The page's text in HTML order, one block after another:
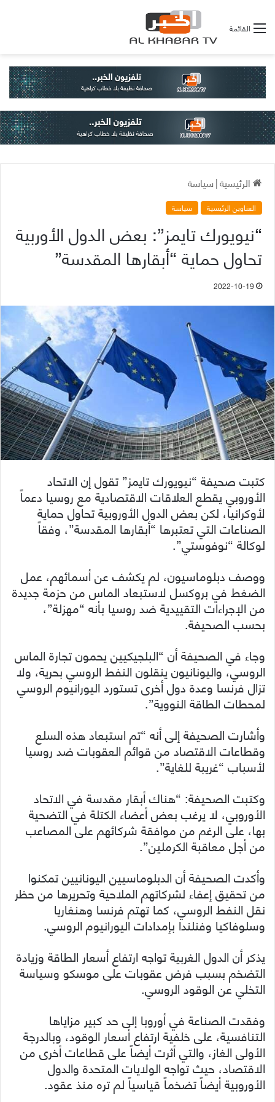
القائمة
الرئيسية|سياسة
العناوين الرئيسية سياسة
“نيويورك تايمز”: بعض الدول الأوربية
تحاول حماية “أبقارها المقدسة”
2022-10-19
كتبت صحيفة “نيويورك تايمز” تقول إن الاتحاد
الأوروبي يقطع العلاقات الاقتصادية مع روسيا دعماً
لأوكرانيا، لكن بعض الدول الأوروبية تحاول حماية
الصناعات التي تعتبرها “أبقارها المقدسة”، وفقاً
لوكالة “نوفوستي”.
ووصف دبلوماسيون، لم يكشف عن أسمائهم، عمل
الضغط في بروكسل لاستبعاد الماس من حزمة جديدة
من الإجراءات التقييدية ضد روسيا بأنه “مهزلة”،
بحسب الصحيفة.
وجاء في الصحيفة أن “البلجيكيين يحمون تجارة الماس
الروسي، واليونانيون ينقلون النفط الروسي بحرية، ولا
تزال فرنسا وعدة دول أخرى تستورد اليورانيوم الروسي
لمحطات الطاقة النووية”.
وأشارت الصحيفة إلى أنه “تم استبعاد هذه السلع
وقطاعات الاقتصاد من قوائم العقوبات ضد روسيا
لأسباب “غريبة للغاية”.
وكتبت الصحيفة: “هناك أبقار مقدسة في الاتحاد
الأوروبي، لا يرغب بعض أعضاء الكتلة في التضحية
بها، على الرغم من موافقة شركائهم على المصاعب
من أجل معاقبة الكرملين”.
وأكدت الصحيفة أن الدبلوماسيين اليونانيين تمكنوا
من تحقيق إعفاء لشركاتهم الملاحية وتحريرها من حظر
نقل النفط الروسي، كما تهتم فرنسا وهنغاريا
وسلوفاكيا وفنلندا بإمدادات اليورانيوم الروسي.
يذكر أن الدول الغربية تواجه ارتفاع أسعار الطاقة وزيادة
التضخم بسبب فرض عقوبات على موسكو وسياسة
التخلي عن الوقود الروسي.
وفقدت الصناعة في أوروبا إلى حد كبير مزاياها
التنافسية، على خلفية ارتفاع أسعار الوقود، وبالدرجة
الأولى الغاز، والتي أثرت أيضاً على قطاعات أخرى من
الاقتصاد، حيث تواجه الولايات المتحدة والدول
الأوروبية أيضاً تضخماً قياسياً لم تره منذ عقود.